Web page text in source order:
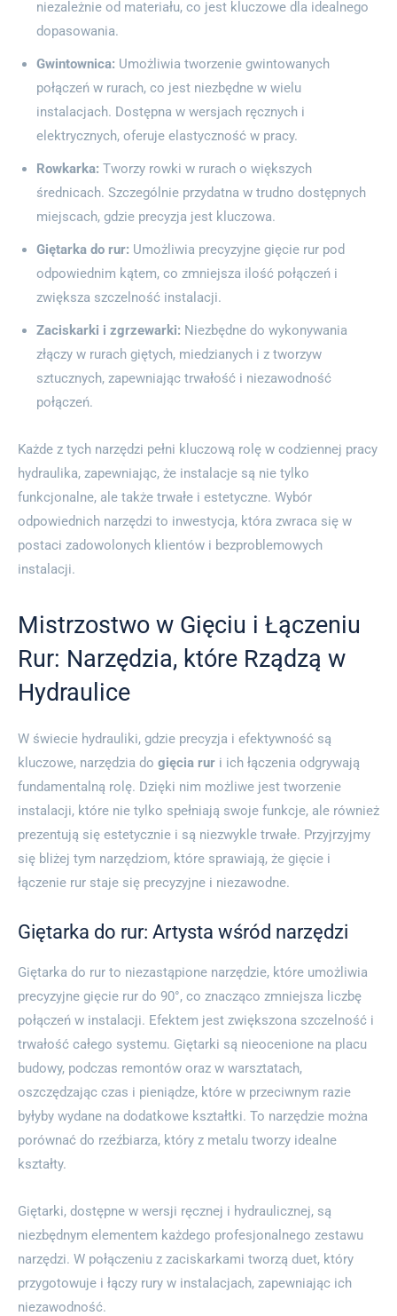
niezależnie od materiału, co jest kluczowe dla idealnego
dopasowania.
Gwintownica: Umożliwia tworzenie gwintowanych
połączeń w rurach, co jest niezbędne w wielu
instalacjach. Dostępna w wersjach ręcznych i
elektrycznych, oferuje elastyczność w pracy.
Rowkarka: Tworzy rowki w rurach o większych
średnicach. Szczególnie przydatna w trudno dostępnych
miejscach, gdzie precyzja jest kluczowa.
Giętarka do rur: Umożliwia precyzyjne gięcie rur pod
odpowiednim kątem, co zmniejsza ilość połączeń i
zwiększa szczelność instalacji.
Zaciskarki i zgrzewarki: Niezbędne do wykonywania
złączy w rurach giętych, miedzianych i z tworzyw
sztucznych, zapewniając trwałość i niezawodność
połączeń.
Każde z tych narzędzi pełni kluczową rolę w codziennej pracy
hydraulika, zapewniając, że instalacje są nie tylko
funkcjonalne, ale także trwałe i estetyczne. Wybór
odpowiednich narzędzi to inwestycja, która zwraca się w
postaci zadowolonych klientów i bezproblemowych
instalacji.
Mistrzostwo w Gięciu i Łączeniu
Rur: Narzędzia, które Rządzą w
Hydraulice
W świecie hydrauliki, gdzie precyzja i efektywność są
kluczowe, narzędzia do gięcia rur i ich łączenia odgrywają
fundamentalną rolę. Dzięki nim możliwe jest tworzenie
instalacji, które nie tylko spełniają swoje funkcje, ale również
prezentują się estetycznie i są niezwykle trwałe. Przyjrzyjmy
się bliżej tym narzędziom, które sprawiają, że gięcie i
łączenie rur staje się precyzyjne i niezawodne.
Giętarka do rur: Artysta wśród narzędzi
Giętarka do rur to niezastąpione narzędzie, które umożliwia
precyzyjne gięcie rur do 90°, co znacząco zmniejsza liczbę
połączeń w instalacji. Efektem jest zwiększona szczelność i
trwałość całego systemu. Giętarki są nieocenione na placu
budowy, podczas remontów oraz w warsztatach,
oszczędzając czas i pieniądze, które w przeciwnym razie
byłyby wydane na dodatkowe kształtki. To narzędzie można
porównać do rzeźbiarza, który z metalu tworzy idealne
kształty.
Giętarki, dostępne w wersji ręcznej i hydraulicznej, są
niezbędnym elementem każdego profesjonalnego zestawu
narzędzi. W połączeniu z zaciskarkami tworzą duet, który
przygotowuje i łączy rury w instalacjach, zapewniając ich
niezawodność.